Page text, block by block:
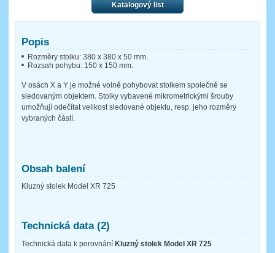
Katalogový list
Popis
Rozměry stolku: 380 x 380 x 50 mm.
Rozsah pohybu: 150 x 150 mm.
V osách X a Y je možné volně pohybovat stolkem společně se
sledovaným objektem. Stolky vybavené mikrometrickými šrouby
umožňují odečítat velikost sledované objektu, resp. jeho rozměry
vybraných částí.
Obsah balení
Kluzný stolek Model XR 725
Technická data (2)
Technická data k porovnání Kluzný stolek Model XR 725